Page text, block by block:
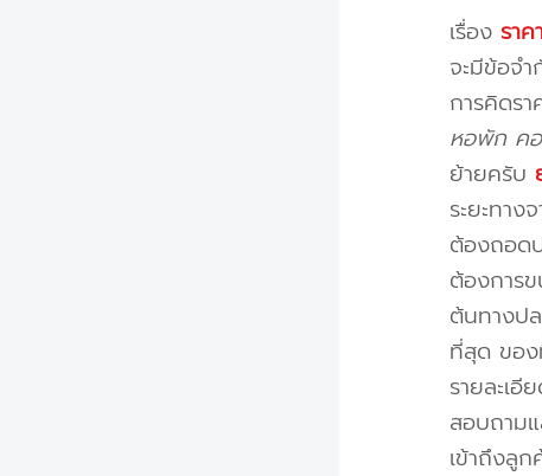
เรื่อง ราค
จะมีข้อจำ
การคิดรา
หอพัก ค
ย้ายครับ
ระยะทา
ต้องถอด
ต้องการ
ต้นทางป
ที่สุด ของ
รายละเอี
สอบถาม
เข้าถึงลู